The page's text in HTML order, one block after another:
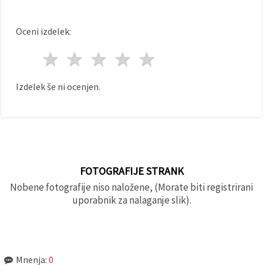
Oceni izdelek:
4 zvezde
3 zvezde
2 zvezde
1 zvezda
Izdelek še ni ocenjen.
FOTOGRAFIJE STRANK
Nobene fotografije niso naložene, (Morate biti registrirani
uporabnik za nalaganje slik).
Mnenja: 0